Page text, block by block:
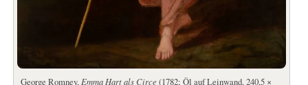
George Romney, Emma Hart als Circe (1782; Öl auf Leinwand, 240,5 ×